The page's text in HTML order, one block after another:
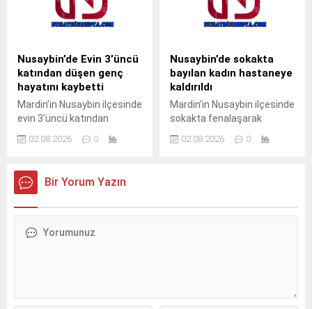
ve taşıdığı yük henüz
öğrenilemeyen 33 BED 762
Cizre istikametine seyir
halindeyken kontrolden
çıkarak orta refüjdeki demir
bariyerlere çarpıp
devrildi.Kazada araç içinde
mahsur kalan...
idaresindeki 31 AGT 99
plakalı kek yüklü TIR,
istikametine seyir
halindeyken sürücüsünün
direksiyon hakimiyetini
refüjdeki demir bariyerlere
çarparak devrildi. Kazada...
Nusaybin’de Evin 3’üncü
katından düşen genç
hayatını kaybetti
Mardin’in Nusaybin ilçesinde
evin 3’üncü katından
yaşındaki genç yaşamını
saatlerinde Nusaybin
ilçesine bağlı kırsal
Şahin Kurt (23), henüz
02.08.2026 0
Nusaybin’de sokakta
bayılan kadın hastaneye
kaldırıldı
Mardin’in Nusaybin ilçesinde
sokakta fenalaşarak
ekiplerinin müdahalesinin
02.08.2026 0
Bir Yorum Yazın